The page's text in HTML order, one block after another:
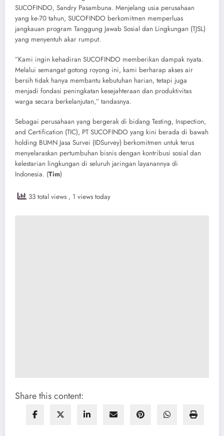
SUCOFINDO, Sandry Pasambuna. Menjelang usia perusahaan
yang ke-70 tahun, SUCOFINDO berkomitmen memperluas
jangkauan program Tanggung Jawab Sosial dan Lingkungan (TJSL)
yang menyentuh akar rumput.
​”Kami ingin kehadiran SUCOFINDO memberikan dampak nyata.
Melalui semangat gotong royong ini, kami berharap akses air
bersih tidak hanya membantu kebutuhan harian, tetapi juga
menjadi fondasi peningkatan kesejahteraan dan produktivitas
warga secara berkelanjutan,” tandasnya.
​Sebagai perusahaan yang bergerak di bidang Testing, Inspection,
and Certification (TIC), PT SUCOFINDO yang kini berada di bawah
holding BUMN Jasa Survei (IDSurvey) berkomitmen untuk terus
menyelaraskan pertumbuhan bisnis dengan kontribusi sosial dan
kelestarian lingkungan di seluruh jaringan layanannya di
Indonesia. (Tim)
33 total views , 1 views today
Share this content: